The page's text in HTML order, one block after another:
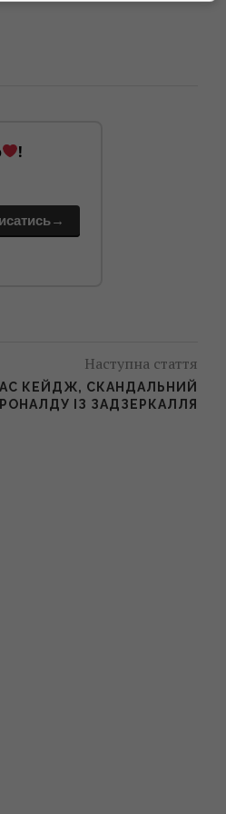
!
Наступна стаття
КЕЙДЖ, СКАНДАЛЬНИЙ
ІЗ ЗАДЗЕРКАЛЛЯ